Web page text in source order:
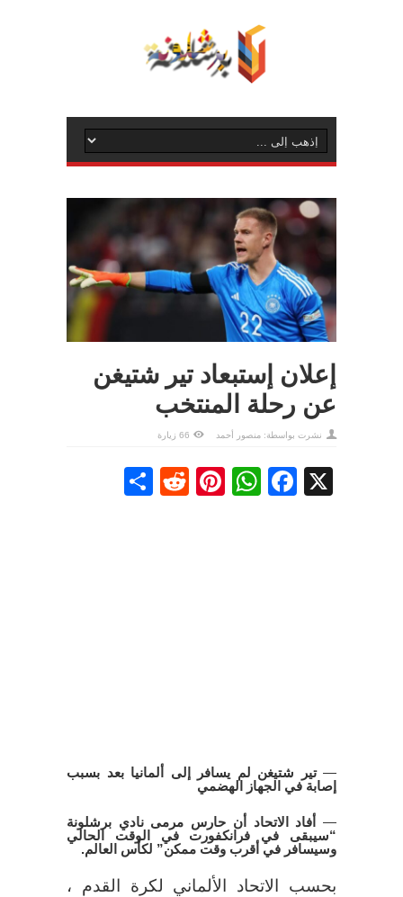
إعلان إستبعاد تير شتيغن
عن رحلة المنتخب
نشرت بواسطة: منصور أحمد 66 زيارة
X
Facebook
WhatsApp
Pinterest
Reddit
—تير شتيغن لم يسافر إلى ألمانيا بعد بسبب
إصابة في الجهاز الهضمي
— أفاد الاتحاد أن حارس مرمى نادي برشلونة
“سيبقى في فرانكفورت في الوقت الحالي
وسيسافر في أقرب وقت ممكن” لكأس العالم.
بحسب الاتحاد الألماني لكرة القدم ،